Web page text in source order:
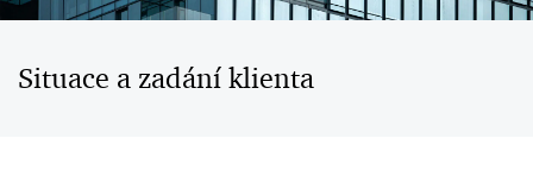
Situace a zadání klienta